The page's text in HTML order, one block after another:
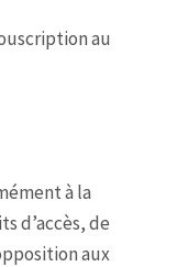
au
à la
d’accès, de
aux